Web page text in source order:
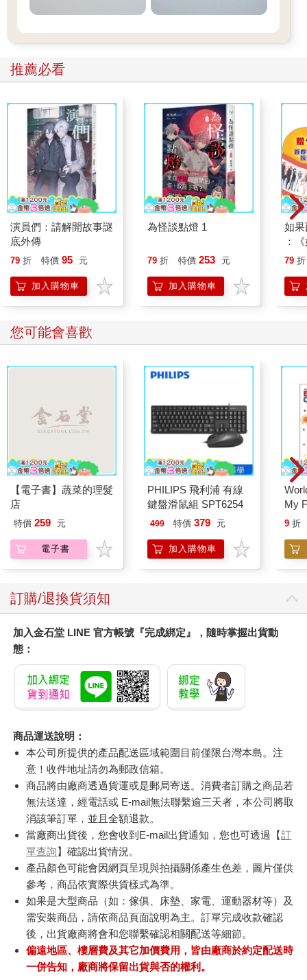
推薦必看
演員們：請解開故事謎
底外傳
79 折 特價 95 元
加入購物車
為怪談點燈 1
79 折 特價 253 元
加入購物車
如
：
喵
79 折
您可能會喜歡
【電子書】蔬菜的理髮
店
特價 259 元
電子書
PHILIPS 飛利浦 有線
鍵盤滑鼠組 SPT6254
499 特價 379 元
加入購物車
My
9 折
訂購/退換貨須知
加入金石堂 LINE 官方帳號『完成綁定』，隨時掌握出貨動
態：
商品運送說明：
本公司所提供的產品配送區域範圍目前僅限台灣本島。注
意！收件地址請勿為郵政信箱。
商品將由廠商透過貨運或是郵局寄送。消費者訂購之商品若
無法送達，經電話或 E-mail無法聯繫逾三天者，本公司將取
消該筆訂單，並且全額退款。
當廠商出貨後，您會收到E-mail出貨通知，您也可透過【訂
單查詢】確認出貨情況。
產品顏色可能會因網頁呈現與拍攝關係產生色差，圖片僅供
參考，商品依實際供貨樣式為準。
如果是大型商品（如：傢俱、床墊、家電、運動器材等）及
需安裝商品，請依商品頁面說明為主。訂單完成收款確認
後，出貨廠商將會和您聯繫確認相關配送等細節。
偏遠地區、樓層費及其它加價費用，皆由廠商於約定配送時
一併告知，廠商將保留出貨與否的權利。